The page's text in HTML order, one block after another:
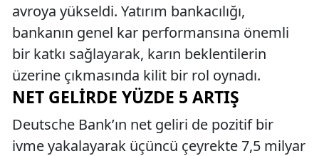
avroya yükseldi. Yatırım bankacılığı,
bankanın genel kar performansına önemli
bir katkı sağlayarak, karın beklentilerin
üzerine çıkmasında kilit bir rol oynadı.
NET GELIRDE YÜZDE 5 ARTIŞ
Deutsche Bank’ın net geliri de pozitif bir
ivme yakalayarak üçüncü çeyrekte 7,5 milyar